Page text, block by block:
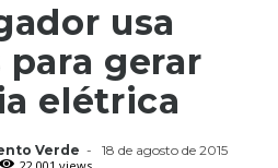
usa
gerar
elétrica
Verde -
18 de agosto de 2015